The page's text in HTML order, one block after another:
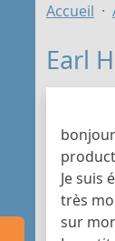
Accueil
Earl
Je suis
très
sur